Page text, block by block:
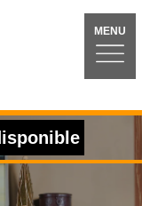
MENU